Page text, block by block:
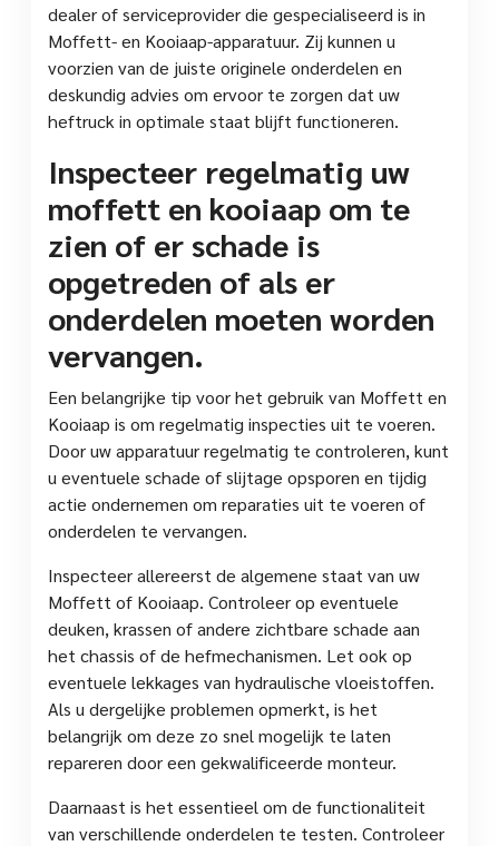
dealer of serviceprovider die gespecialiseerd is in
Moffett- en Kooiaap-apparatuur. Zij kunnen u
voorzien van de juiste originele onderdelen en
deskundig advies om ervoor te zorgen dat uw
heftruck in optimale staat blijft functioneren.
Inspecteer regelmatig uw
moffett en kooiaap om te
zien of er schade is
opgetreden of als er
onderdelen moeten worden
vervangen.
Een belangrijke tip voor het gebruik van Moffett en
Kooiaap is om regelmatig inspecties uit te voeren.
Door uw apparatuur regelmatig te controleren, kunt
u eventuele schade of slijtage opsporen en tijdig
actie ondernemen om reparaties uit te voeren of
onderdelen te vervangen.
Inspecteer allereerst de algemene staat van uw
Moffett of Kooiaap. Controleer op eventuele
deuken, krassen of andere zichtbare schade aan
het chassis of de hefmechanismen. Let ook op
eventuele lekkages van hydraulische vloeistoffen.
Als u dergelijke problemen opmerkt, is het
belangrijk om deze zo snel mogelijk te laten
repareren door een gekwalificeerde monteur.
Daarnaast is het essentieel om de functionaliteit
van verschillende onderdelen te testen. Controleer